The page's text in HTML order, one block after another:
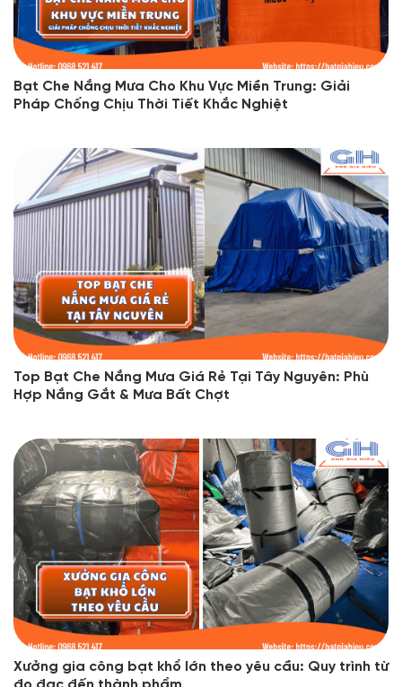
Bạt Che Nắng Mưa Cho Khu Vực Miền Trung: Giải
Pháp Chống Chịu Thời Tiết Khắc Nghiệt
Top Bạt Che Nắng Mưa Giá Rẻ Tại Tây Nguyên: Phù
Hợp Nắng Gắt & Mưa Bất Chợt
Xưởng gia công bạt khổ lớn theo yêu cầu: Quy trình từ